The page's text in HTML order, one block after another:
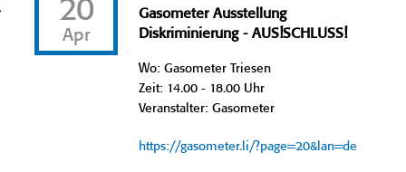
20
Apr
Gasometer Ausstellung
Diskriminierung - AUS!SCHLUSS!
Wo: Gasometer Triesen
Zeit: 14.00 - 18.00 Uhr
Veranstalter: Gasometer
https://gasometer.li/?page=20&lan=de